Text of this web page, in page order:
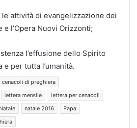
attività di evangelizzazione dei
e l’Opera Nuovi Orizzonti;
l’effusione dello Spirito
e per tutta l’umanità.
cenacoli di preghiera
lettera mensile
lettera per cenacoli
Natale natale 2016
Papa